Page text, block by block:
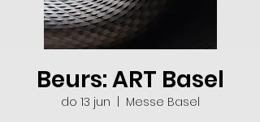
Beurs: ART Basel
do 13 jun
Messe Basel